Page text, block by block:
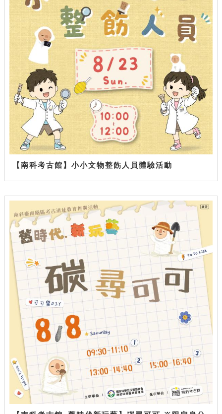
【南科考古館】小小文物整飭人員體驗活動